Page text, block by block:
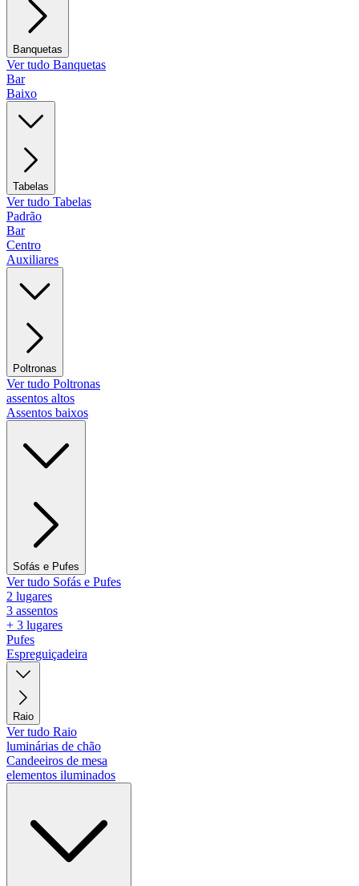
Banquetas
Ver tudo Banquetas
Bar
Baixo
Tabelas
Ver tudo Tabelas
Padrão
Bar
Centro
Auxiliares
Poltronas
Ver tudo Poltronas
assentos altos
Assentos baixos
Sofás e Pufes
Ver tudo Sofás e Pufes
2 lugares
3 assentos
+ 3 lugares
Pufes
Espreguiçadeira
Raio
Ver tudo Raio
luminárias de chão
Candeeiros de mesa
elementos iluminados